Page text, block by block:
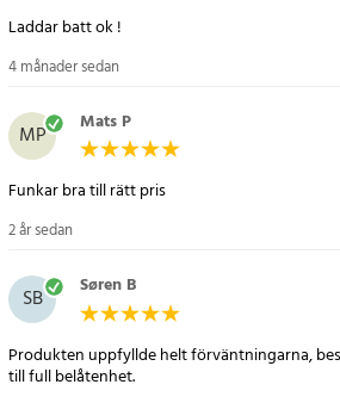
/ N92 / N93 / N93i / N95 / N96
Nokia N770 Internet Tablet / N810 Internet
Bea Fon S20
- Modell: OTB-R08-6005
- Ingång: AC 100-240V, 50/60Hz
- Utgående effekt: 3W
- Kabellängd: ca. 1,10 m
Artikelnummer:102847
Laddar batt ok !
4 månader sedan
MP Mats P
Funkar bra till rätt pris
2 år sedan
SB Søren B
Produkten uppfyllde helt förväntningarna,
till full belåtenhet.